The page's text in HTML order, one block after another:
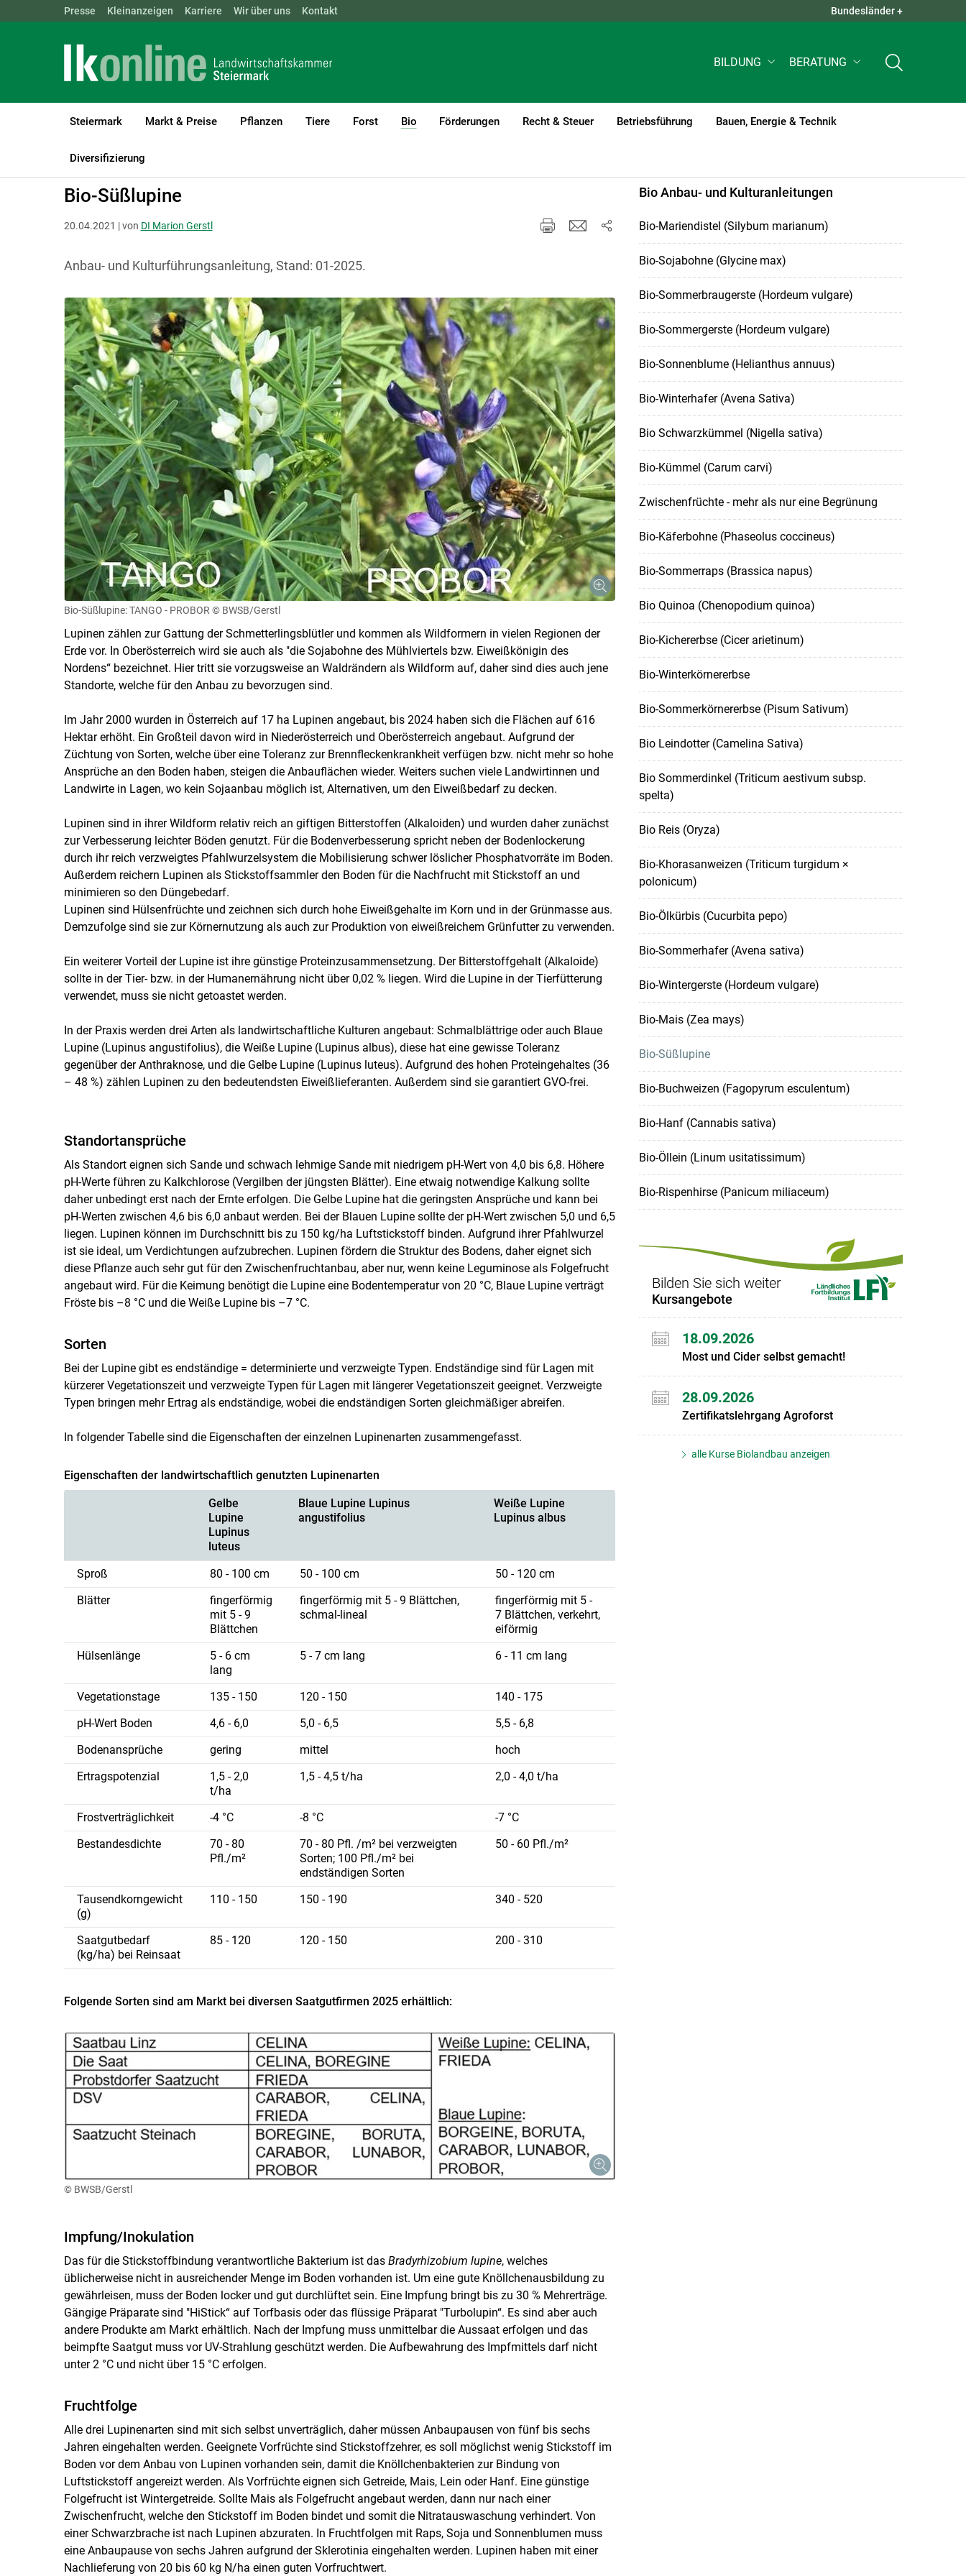
Skip to main content
Landwirtschaftskammern: ÖSTERREICH BGLD KTN NÖ QUICK LINKS +
Presse Kleinanzeigen Karriere Wir über uns Kontakt Bundesländer +
BILDUNG BERATUNG
Steiermark Markt & Preise Pflanzen Tiere Forst Bio
(current)1
Förderungen Recht & Steuer Betriebsführung Bauen, Energie & Technik
Diversifizierung
LK Steiermark Bio
Bio-Süßlupine
20.04.2021 | von DI Marion Gerstl
Anbau- und Kulturführungsanleitung, Stand: 01-2025.
Bio-Süßlupine: TANGO - PROBOR © BWSB/Gerstl
Lupinen zählen zur Gattung der Schmetterlingsblütler und kommen als Wildformern in vielen Regionen der
Erde vor. In Oberösterreich wird sie auch als "die Sojabohne des Mühlviertels bzw. Eiweißkönigin des
Nordens“ bezeichnet. Hier tritt sie vorzugsweise an Waldrändern als Wildform auf, daher sind dies auch jene
Standorte, welche für den Anbau zu bevorzugen sind.
Im Jahr 2000 wurden in Österreich auf 17 ha Lupinen angebaut, bis 2024 haben sich die Flächen auf 616
Hektar erhöht. Ein Großteil davon wird in Niederösterreich und Oberösterreich angebaut. Aufgrund der
Züchtung von Sorten, welche über eine Toleranz zur Brennfleckenkrankheit verfügen bzw. nicht mehr so hohe
Ansprüche an den Boden haben, steigen die Anbauflächen wieder. Weiters suchen viele Landwirtinnen und
Landwirte in Lagen, wo kein Sojaanbau möglich ist, Alternativen, um den Eiweißbedarf zu decken.
Lupinen sind in ihrer Wildform relativ reich an giftigen Bitterstoffen (Alkaloiden) und wurden daher zunächst
zur Verbesserung leichter Böden genutzt. Für die Bodenverbesserung spricht neben der Bodenlockerung
durch ihr reich verzweigtes Pfahlwurzelsystem die Mobilisierung schwer löslicher Phosphatvorräte im Boden.
Außerdem reichern Lupinen als Stickstoffsammler den Boden für die Nachfrucht mit Stickstoff an und
minimieren so den Düngebedarf.
Lupinen sind Hülsenfrüchte und zeichnen sich durch hohe Eiweißgehalte im Korn und in der Grünmasse aus.
Demzufolge sind sie zur Körnernutzung als auch zur Produktion von eiweißreichem Grünfutter zu verwenden.
Ein weiterer Vorteil der Lupine ist ihre günstige Proteinzusammensetzung. Der Bitterstoffgehalt (Alkaloide)
sollte in der Tier- bzw. in der Humanernährung nicht über 0,02 % liegen. Wird die Lupine in der Tierfütterung
verwendet, muss sie nicht getoastet werden.
In der Praxis werden drei Arten als landwirtschaftliche Kulturen angebaut: Schmalblättrige oder auch Blaue
Lupine (Lupinus angustifolius), die Weiße Lupine (Lupinus albus), diese hat eine gewisse Toleranz
gegenüber der Anthraknose, und die Gelbe Lupine (Lupinus luteus). Aufgrund des hohen Proteingehaltes (36
– 48 %) zählen Lupinen zu den bedeutendsten Eiweißlieferanten. Außerdem sind sie garantiert GVO-frei.
Standortansprüche
Als Standort eignen sich Sande und schwach lehmige Sande mit niedrigem pH-Wert von 4,0 bis 6,8. Höhere
pH-Werte führen zu Kalkchlorose (Vergilben der jüngsten Blätter). Eine etwaig notwendige Kalkung sollte
daher unbedingt erst nach der Ernte erfolgen. Die Gelbe Lupine hat die geringsten Ansprüche und kann bei
pH-Werten zwischen 4,6 bis 6,0 anbaut werden. Bei der Blauen Lupine sollte der pH-Wert zwischen 5,0 und 6,5
liegen. Lupinen können im Durchschnitt bis zu 150 kg/ha Luftstickstoff binden. Aufgrund ihrer Pfahlwurzel
ist sie ideal, um Verdichtungen aufzubrechen. Lupinen fördern die Struktur des Bodens, daher eignet sich
diese Pflanze auch sehr gut für den Zwischenfruchtanbau, aber nur, wenn keine Leguminose als Folgefrucht
angebaut wird. Für die Keimung benötigt die Lupine eine Bodentemperatur von 20 °C, Blaue Lupine verträgt
Fröste bis –8 °C und die Weiße Lupine bis –7 °C.
Sorten
Bei der Lupine gibt es endständige = determinierte und verzweigte Typen. Endständige sind für Lagen mit
kürzerer Vegetationszeit und verzweigte Typen für Lagen mit längerer Vegetationszeit geeignet. Verzweigte
Typen bringen mehr Ertrag als endständige, wobei die endständigen Sorten gleichmäßiger abreifen.
In folgender Tabelle sind die Eigenschaften der einzelnen Lupinenarten zusammengefasst.
Eigenschaften der landwirtschaftlich genutzten Lupinenarten
Gelbe
Lupine
Lupinus
luteus
Blaue Lupine Lupinus
angustifolius
Weiße Lupine
Lupinus albus
Sproß 80 - 100 cm 50 - 100 cm
50 - 120 cm
Blätter
fingerförmig
mit 5 - 9
Blättchen
fingerförmig mit 5 - 9 Blättchen,
schmal-lineal
fingerförmig mit 5 -
7 Blättchen, verkehrt,
eiförmig
Hülsenlänge
5 - 6 cm
lang
5 - 7 cm lang 6 - 11 cm lang
Vegetationstage 135 - 150 120 - 150
140 - 175
pH-Wert Boden
4,6 - 6,0 5,0 - 6,5
5,5 - 6,8
Bodenansprüche
gering mittel
hoch
Ertragspotenzial
1,5 - 2,0
t/ha
1,5 - 4,5 t/ha 2,0 - 4,0 t/ha
Frostverträglichkeit -4 °C -8 °C
-7 °C
Bestandesdichte
70 - 80
Pfl./m²
70 - 80 Pfl. /m² bei verzweigten
Sorten; 100 Pfl./m² bei
endständigen Sorten
50 - 60 Pfl./m²
Tausendkorngewicht
(g)
110 - 150 150 - 190 340 - 520
Saatgutbedarf
(kg/ha) bei Reinsaat
85 - 120 120 - 150 200 - 310
Folgende Sorten sind am Markt bei diversen Saatgutfirmen 2025 erhältlich:
© BWSB/Gerstl
Impfung/Inokulation
Das für die Stickstoffbindung verantwortliche Bakterium ist das Bradyrhizobium lupine, welches
üblicherweise nicht in ausreichender Menge im Boden vorhanden ist. Um eine gute Knöllchenausbildung zu
gewährleisen, muss der Boden locker und gut durchlüftet sein. Eine Impfung bringt bis zu 30 % Mehrerträge.
Gängige Präparate sind "HiStick“ auf Torfbasis oder das flüssige Präparat "Turbolupin“. Es sind aber auch
andere Produkte am Markt erhältlich. Nach der Impfung muss unmittelbar die Aussaat erfolgen und das
beimpfte Saatgut muss vor UV-Strahlung geschützt werden. Die Aufbewahrung des Impfmittels darf nicht
unter 2 °C und nicht über 15 °C erfolgen.
Fruchtfolge
Alle drei Lupinenarten sind mit sich selbst unverträglich, daher müssen Anbaupausen von fünf bis sechs
Jahren eingehalten werden. Geeignete Vorfrüchte sind Stickstoffzehrer, es soll möglichst wenig Stickstoff im
Boden vor dem Anbau von Lupinen vorhanden sein, damit die Knöllchenbakterien zur Bindung von
Luftstickstoff angereizt werden. Als Vorfrüchte eignen sich Getreide, Mais, Lein oder Hanf. Eine günstige
Folgefrucht ist Wintergetreide. Sollte Mais als Folgefrucht angebaut werden, dann nur nach einer
Zwischenfrucht, welche den Stickstoff im Boden bindet und somit die Nitratauswaschung verhindert. Von
einer Schwarzbrache ist nach Lupinen abzuraten. In Fruchtfolgen mit Raps, Soja und Sonnenblumen muss
eine Anbaupause von sechs Jahren aufgrund der Sklerotinia eingehalten werden. Lupinen haben mit einer
Nachlieferung von 20 bis 60 kg N/ha einen guten Vorfruchtwert.
Bio Anbau- und Kulturanleitungen
Bio-Mariendistel (Silybum marianum)
Bio-Sojabohne (Glycine max)
Bio-Sommerbraugerste (Hordeum vulgare)
Bio-Sommergerste (Hordeum vulgare)
Bio-Sonnenblume (Helianthus annuus)
Bio-Winterhafer (Avena Sativa)
Bio Schwarzkümmel (Nigella sativa)
Bio-Kümmel (Carum carvi)
Zwischenfrüchte - mehr als nur eine Begrünung
Bio-Käferbohne (Phaseolus coccineus)
Bio-Sommerraps (Brassica napus)
Bio Quinoa (Chenopodium quinoa)
Bio-Kichererbse (Cicer arietinum)
Bio-Winterkörnererbse
Bio-Sommerkörnererbse (Pisum Sativum)
Bio Leindotter (Camelina Sativa)
Bio Sommerdinkel (Triticum aestivum subsp.
spelta)
Bio Reis (Oryza)
Bio-Khorasanweizen (Triticum turgidum ×
polonicum)
Bio-Ölkürbis (Cucurbita pepo)
Bio-Sommerhafer (Avena sativa)
Bio-Wintergerste (Hordeum vulgare)
Bio-Mais (Zea mays)
Bio-Süßlupine
Bio-Buchweizen (Fagopyrum esculentum)
Bio-Hanf (Cannabis sativa)
Bio-Öllein (Linum usitatissimum)
Bio-Rispenhirse (Panicum miliaceum)
Bilden Sie sich weiter
Kursangebote
18.09.2026
Most und Cider selbst gemacht!
28.09.2026
Zertifikatslehrgang Agroforst
alle Kurse Biolandbau anzeigen